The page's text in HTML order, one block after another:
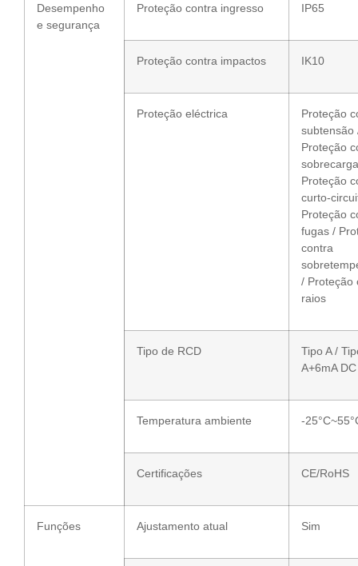
Desempenho
e segurança
Proteção contra ingresso IP65
Proteção contra impactos IK10
Proteção eléctrica
Proteção
subtensão
Proteção
Proteção
curto-
Proteção
fugas /
contra
/ Proteção
raios
Tipo de RCD
Tipo A /
A+6mA DC
Temperatura ambiente -
Certificações CE/RoHS
Funções Ajustamento atual Sim